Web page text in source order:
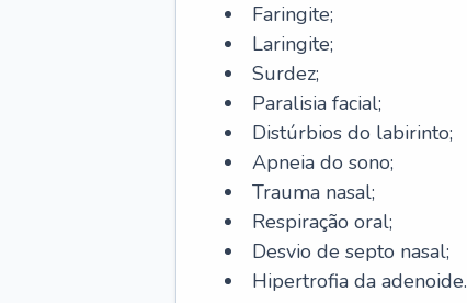
Faringite;
Laringite;
Surdez;
Paralisia facial;
Distúrbios do labirinto;
Apneia do sono;
Trauma nasal;
Respiração oral;
Desvio de septo nasal;
Hipertrofia da adenoide.